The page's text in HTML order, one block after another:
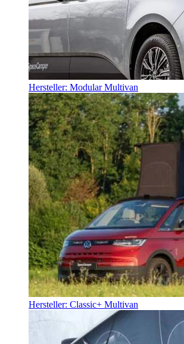
Hersteller: Modular Multivan
Hersteller: Classic+ Multivan